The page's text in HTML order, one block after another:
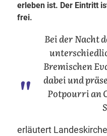
erleben ist. Der Eintritt
frei.
Bei der Nacht
Bremischen
dabei und
Potpourri an
erläutert